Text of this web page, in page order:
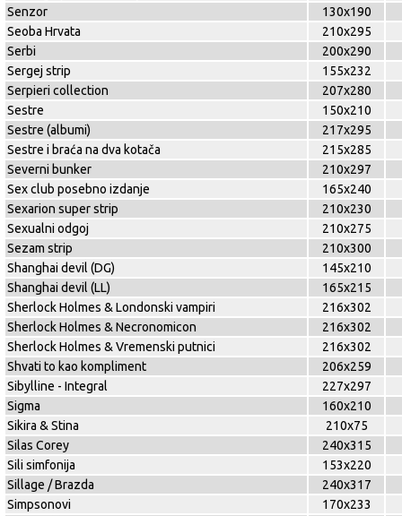
Senzor
130x190
Seoba Hrvata
210x295
Serbi
200x290
Sergej strip
155x232
Serpieri collection
207x280
Sestre
150x210
Sestre (albumi)
217x295
Sestre i braća na dva kotača
215x285
Severni bunker
210x297
Sex club posebno izdanje
165x240
Sexarion super strip
210x230
Sexualni odgoj
210x275
Sezam strip
210x300
Shanghai devil (DG)
145x210
Shanghai devil (LL)
165x215
Sherlock Holmes & Londonski vampiri
216x302
Sherlock Holmes & Necronomicon
216x302
Sherlock Holmes & Vremenski putnici
216x302
Shvati to kao kompliment
206x259
Sibylline - Integral
227x297
Sigma
160x210
Sikira & Stina
210x75
Silas Corey
240x315
Sili simfonija
153x220
Sillage / Brazda
240x317
Simpsonovi
170x233